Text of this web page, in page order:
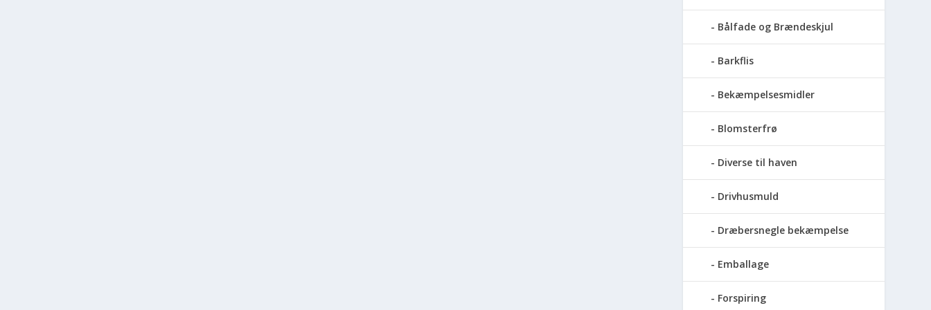
Bålfade og Brændeskjul
Barkflis
Bekæmpelsesmidler
Blomsterfrø
Diverse til haven
Drivhusmuld
Dræbersnegle bekæmpelse
Emballage
Forspiring